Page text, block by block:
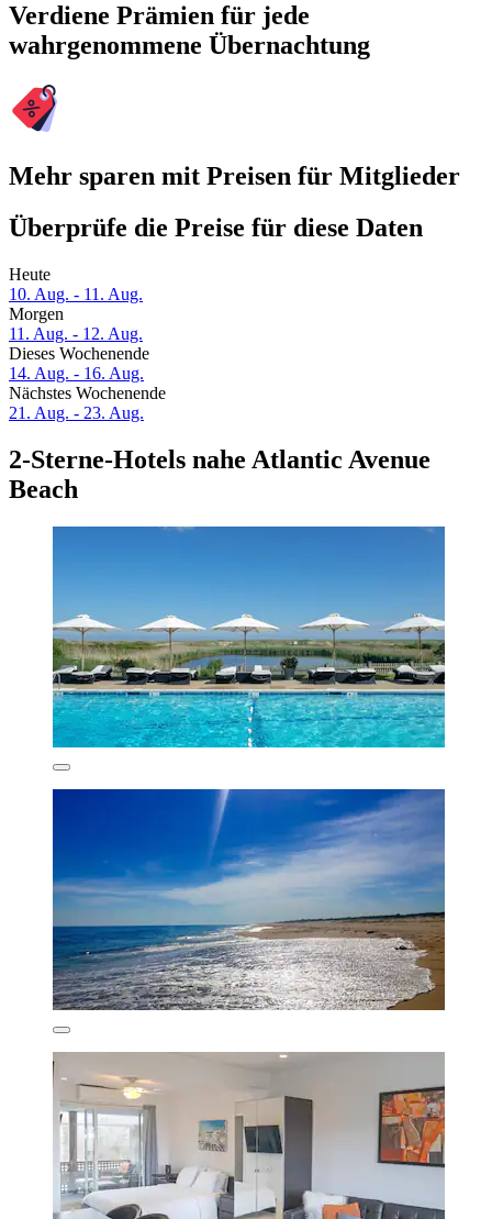
Verdiene Prämien für jede
wahrgenommene Übernachtung
Mehr sparen mit Preisen für Mitglieder
Überprüfe die Preise für diese Daten
Heute
10. Aug. - 11. Aug.
Morgen
11. Aug. - 12. Aug.
Dieses Wochenende
14. Aug. - 16. Aug.
Nächstes Wochenende
21. Aug. - 23. Aug.
2-Sterne-Hotels nahe Atlantic Avenue
Beach